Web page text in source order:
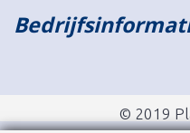
© 2019